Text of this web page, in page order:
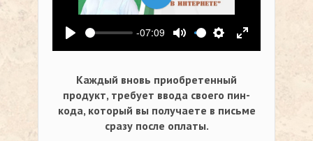
Воспроизвести
-07:09
Выключить звук
Настройки
На весь
Воспроизвести
Каждый вновь приобретенный
продукт, требует ввода своего пин-
кода, который вы получаете в письме
сразу после оплаты.